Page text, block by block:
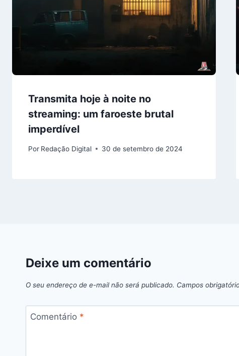
Transmita hoje à noite no
streaming: um faroeste brutal
imperdível
Por Redação Digital 30 de setembro de 2024
Deixe um comentário
O seu endereço de e-mail não será publicado. Campos
Comentário *